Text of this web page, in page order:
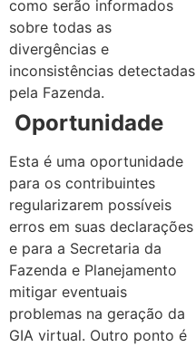
como serão informados
sobre todas as
divergências e
inconsistências detectadas
pela Fazenda.
Oportunidade
Esta é uma oportunidade
para os contribuintes
regularizarem possíveis
erros em suas declarações
e para a Secretaria da
Fazenda e Planejamento
mitigar eventuais
problemas na geração da
GIA virtual. Outro ponto é